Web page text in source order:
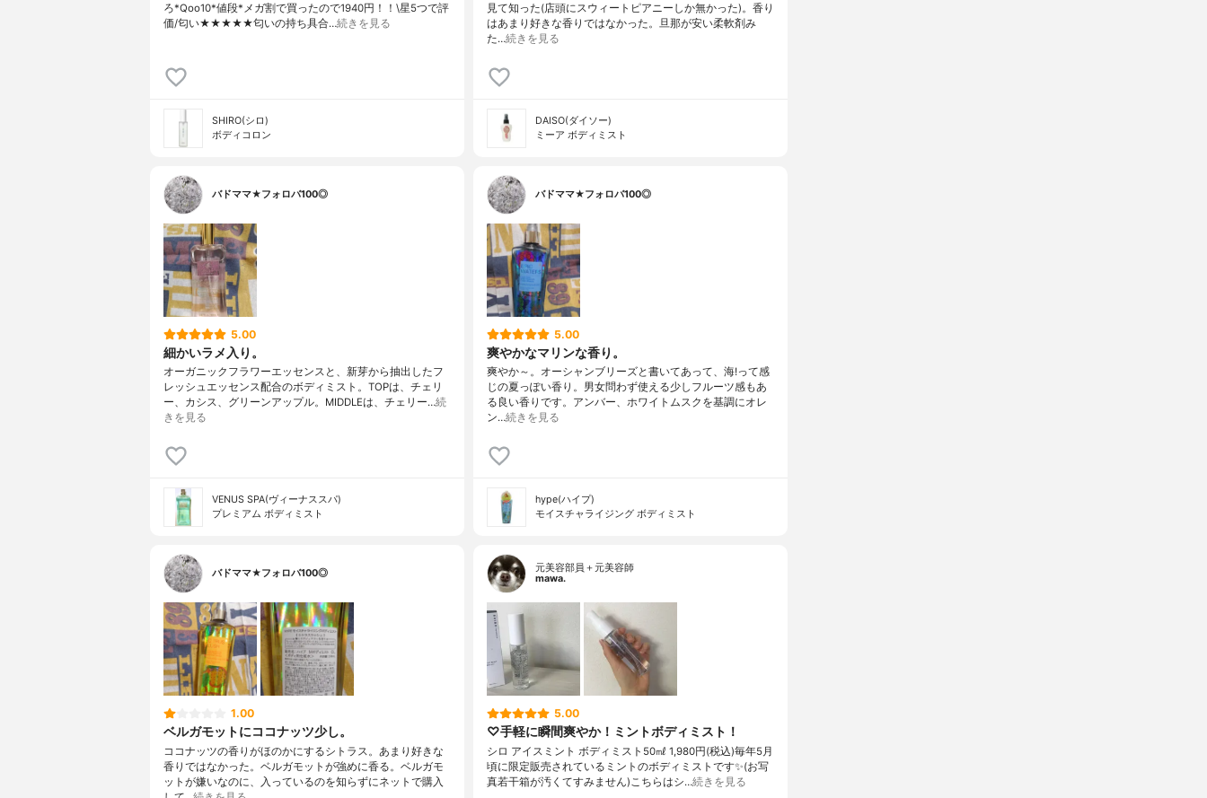
ろ*Qoo10*値段*メガ割で買ったので1940円！！\星5つで評
価/匂い★★★★★匂いの持ち具合…続きを見る
SHIRO(シロ)
ボディコロン
見て知った(店頭にスウィートピアニーしか無かった)。香り
はあまり好きな香りではなかった。旦那が安い柔軟剤み
た…続きを見る
DAISO(ダイソー)
ミーア ボディミスト
バドママ★フォロバ100◎
5.00
細かいラメ入り。
オーガニックフラワーエッセンスと、新芽から抽出したフ
レッシュエッセンス配合のボディミスト。TOPは、チェリ
ー、カシス、グリーンアップル。MIDDLEは、チェリー…続
きを見る
VENUS SPA(ヴィーナススパ)
プレミアム ボディミスト
バドママ★フォロバ100◎
5.00
爽やかなマリンな香り。
爽やか～。オーシャンブリーズと書いてあって、海!って感
じの夏っぽい香り。男女問わず使える少しフルーツ感もあ
る良い香りです。アンバー、ホワイトムスクを基調にオレ
ン…続きを見る
hype(ハイプ)
モイスチャライジング ボディミスト
バドママ★フォロバ100◎
1.00
ベルガモットにココナッツ少し。
ココナッツの香りがほのかにするシトラス。あまり好きな
香りではなかった。ベルガモットが強めに香る。ベルガモ
ットが嫌いなのに、入っているのを知らずにネットで購入
元美容部員＋元美容師
mawa.
5.00
♡手軽に瞬間爽やか！ミントボディミスト！
シロ アイスミント ボディミスト50㎖ 1,980円(税込)毎年5月
頃に限定販売されているミントのボディミストです✨(お写
真若干箱が汚くてすみません)こちらはシ…続きを見る